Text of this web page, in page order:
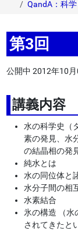
QandA：科
第3回
公開中 2012年10月
講義内容
水の科学史（
素の発見、水
の結晶相の発
純水とは
水の同位体と
水分子間の相
水素結合
氷の構造 （水
されてきたと